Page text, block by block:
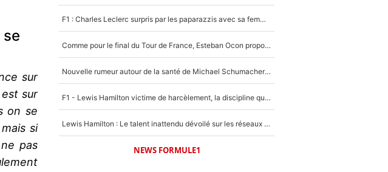
sur
sur
on se
si
pas
F1 : Charles Leclerc surpris par les paparazzis avec sa femme, les rumeurs étaient vraies !
Comme pour le final du Tour de France, Esteban Ocon propose un Grand Prix de Formule 1 à Paris : «Autour de l’Arc de Triomphe, ce serait génial» !
Nouvelle rumeur autour de la santé de Michael Schumacher : Sa femme Corinna sort du silence
F1 - Lewis Hamilton victime de harcèlement, la discipline qui lui a évité le pire : «J'aurais probablement mal tourné»
Lewis Hamilton : Le talent inattendu dévoilé sur les réseaux sociaux qui a impressionné Kim Kardashian pendant leurs vacances en amoureux !
NEWS FORMULE1